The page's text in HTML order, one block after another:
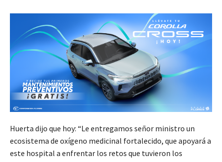
Huerta dijo que hoy: “Le entregamos señor ministro un
ecosistema de oxígeno medicinal fortalecido, que apoyará a
este hospital a enfrentar los retos que tuvieron los